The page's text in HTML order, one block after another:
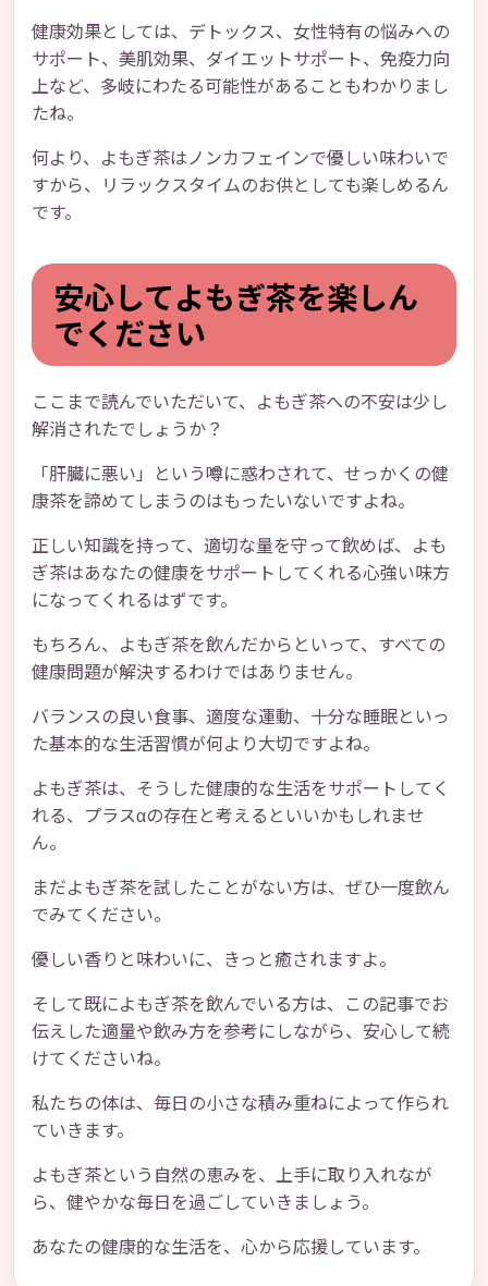
健康効果としては、デトックス、女性特有の悩みへの
サポート、美肌効果、ダイエットサポート、免疫力向
上など、多岐にわたる可能性があることもわかりまし
たね。
何より、よもぎ茶はノンカフェインで優しい味わいで
すから、リラックスタイムのお供としても楽しめるん
です。
安心してよもぎ茶を楽しん
でください
ここまで読んでいただいて、よもぎ茶への不安は少し
解消されたでしょうか？
「肝臓に悪い」という噂に惑わされて、せっかくの健
康茶を諦めてしまうのはもったいないですよね。
正しい知識を持って、適切な量を守って飲めば、よも
ぎ茶はあなたの健康をサポートしてくれる心強い味方
になってくれるはずです。
もちろん、よもぎ茶を飲んだからといって、すべての
健康問題が解決するわけではありません。
バランスの良い食事、適度な運動、十分な睡眠といっ
た基本的な生活習慣が何より大切ですよね。
よもぎ茶は、そうした健康的な生活をサポートしてく
れる、プラスαの存在と考えるといいかもしれませ
ん。
まだよもぎ茶を試したことがない方は、ぜひ一度飲ん
でみてください。
優しい香りと味わいに、きっと癒されますよ。
そして既によもぎ茶を飲んでいる方は、この記事でお
伝えした適量や飲み方を参考にしながら、安心して続
けてくださいね。
私たちの体は、毎日の小さな積み重ねによって作られ
ていきます。
よもぎ茶という自然の恵みを、上手に取り入れなが
ら、健やかな毎日を過ごしていきましょう。
あなたの健康的な生活を、心から応援しています。